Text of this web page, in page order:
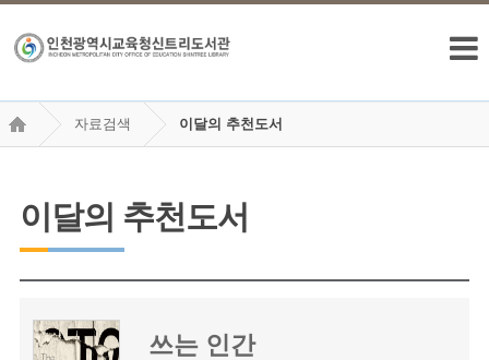
자료검색 이달의 추천도서
이달의 추천도서
쓰는 인간